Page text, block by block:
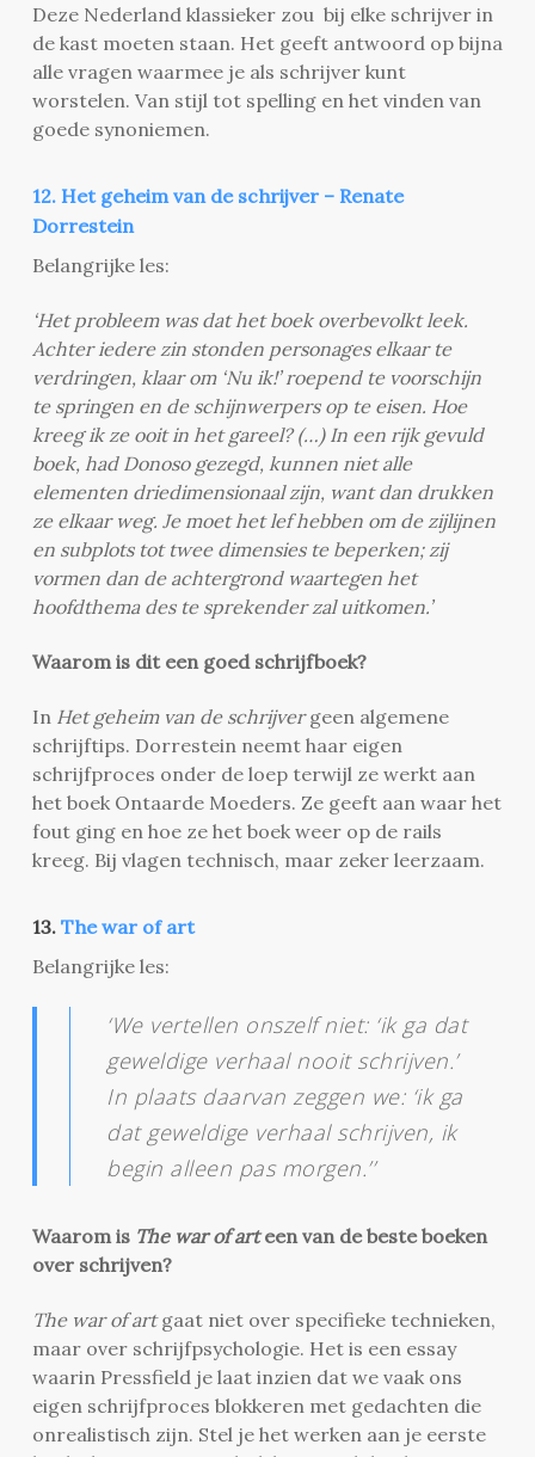
Deze Nederland klassieker zou bij elke schrijver in
de kast moeten staan. Het geeft antwoord op bijna
alle vragen waarmee je als schrijver kunt
worstelen. Van stijl tot spelling en het vinden van
goede synoniemen.
12. Het geheim van de schrijver – Renate
Dorrestein
Belangrijke les:
‘Het probleem was dat het boek overbevolkt leek.
Achter iedere zin stonden personages elkaar te
verdringen, klaar om ‘Nu ik!’ roepend te voorschijn
te springen en de schijnwerpers op te eisen. Hoe
kreeg ik ze ooit in het gareel? (…) In een rijk gevuld
boek, had Donoso gezegd, kunnen niet alle
elementen driedimensionaal zijn, want dan drukken
ze elkaar weg. Je moet het lef hebben om de zijlijnen
en subplots tot twee dimensies te beperken; zij
vormen dan de achtergrond waartegen het
hoofdthema des te sprekender zal uitkomen.’
Waarom is dit een goed schrijfboek?
In Het geheim van de schrijvergeen algemene
schrijftips. Dorrestein neemt haar eigen
schrijfproces onder de loep terwijl ze werkt aan
het boek Ontaarde Moeders. Ze geeft aan waar het
fout ging en hoe ze het boek weer op de rails
kreeg. Bij vlagen technisch, maar zeker leerzaam.
13. The war of art
Belangrijke les:
‘We vertellen onszelf niet: ‘ik ga dat
geweldige verhaal nooit schrijven.’
In plaats daarvan zeggen we: ‘ik ga
dat geweldige verhaal schrijven, ik
begin alleen pas morgen.’’
Waarom is The war of arteen van de beste boeken
over schrijven?
The war of artgaat niet over specifieke technieken,
maar over schrijfpsychologie. Het is een essay
waarin Pressfield je laat inzien dat we vaak ons
eigen schrijfproces blokkeren met gedachten die
onrealistisch zijn. Stel je het werken aan je eerste